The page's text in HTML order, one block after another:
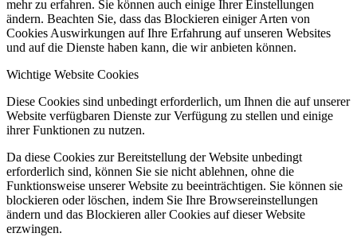
mehr zu erfahren. Sie können auch einige Ihrer Einstellungen
ändern. Beachten Sie, dass das Blockieren einiger Arten von
Cookies Auswirkungen auf Ihre Erfahrung auf unseren Websites
und auf die Dienste haben kann, die wir anbieten können.
Wichtige Website Cookies
Diese Cookies sind unbedingt erforderlich, um Ihnen die auf unserer
Website verfügbaren Dienste zur Verfügung zu stellen und einige
ihrer Funktionen zu nutzen.
Da diese Cookies zur Bereitstellung der Website unbedingt
erforderlich sind, können Sie sie nicht ablehnen, ohne die
Funktionsweise unserer Website zu beeinträchtigen. Sie können sie
blockieren oder löschen, indem Sie Ihre Browsereinstellungen
ändern und das Blockieren aller Cookies auf dieser Website
erzwingen.